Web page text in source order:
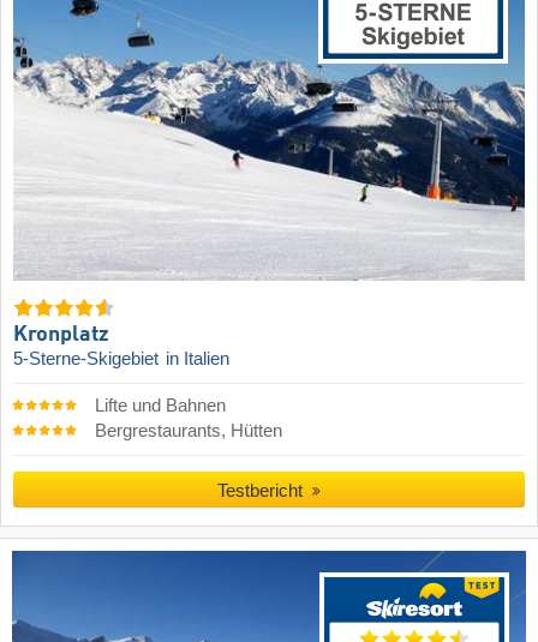
Kronplatz
5-Sterne-Skigebiet in Italien
Lifte und Bahnen
Bergrestaurants, Hütten
Testbericht